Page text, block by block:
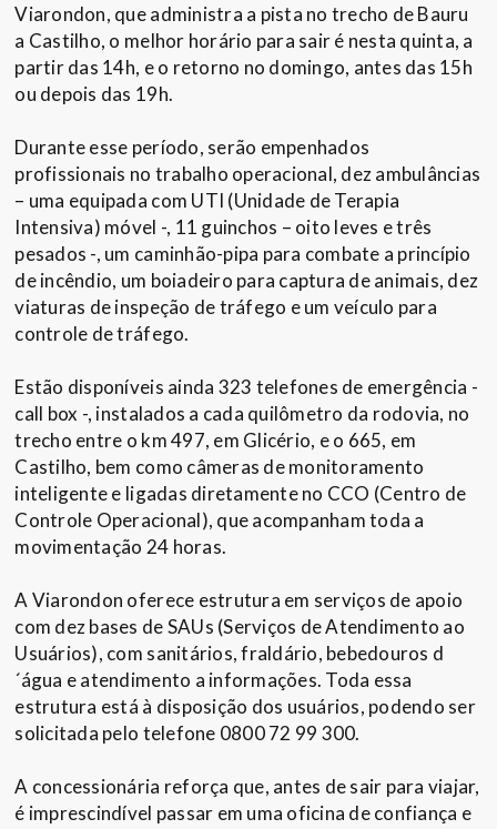
Viarondon, que administra a pista no trecho de Bauru
a Castilho, o melhor horário para sair é nesta quinta, a
partir das 14h, e o retorno no domingo, antes das 15h
ou depois das 19h.
Durante esse período, serão empenhados
profissionais no trabalho operacional, dez ambulâncias
– uma equipada com UTI (Unidade de Terapia
Intensiva) móvel -, 11 guinchos – oito leves e três
pesados -, um caminhão-pipa para combate a princípio
de incêndio, um boiadeiro para captura de animais, dez
viaturas de inspeção de tráfego e um veículo para
controle de tráfego.
Estão disponíveis ainda 323 telefones de emergência -
call box -, instalados a cada quilômetro da rodovia, no
trecho entre o km 497, em Glicério, e o 665, em
Castilho, bem como câmeras de monitoramento
inteligente e ligadas diretamente no CCO (Centro de
Controle Operacional), que acompanham toda a
movimentação 24 horas.
A Viarondon oferece estrutura em serviços de apoio
com dez bases de SAUs (Serviços de Atendimento ao
Usuários), com sanitários, fraldário, bebedouros d
´água e atendimento a informações. Toda essa
estrutura está à disposição dos usuários, podendo ser
solicitada pelo telefone 0800 72 99 300.
A concessionária reforça que, antes de sair para viajar,
é imprescindível passar em uma oficina de confiança e